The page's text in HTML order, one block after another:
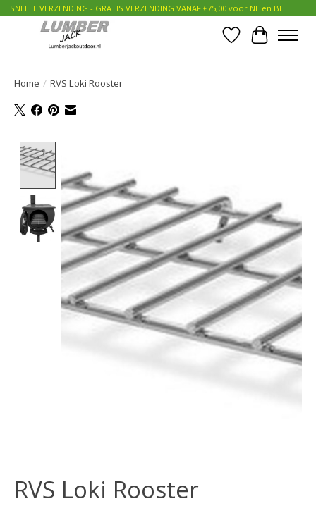
SNELLE VERZENDING - GRATIS VERZENDING VANAF €75,00 voor NL en BE
Verlanglijst
Home / RVS Loki Rooster
RVS Loki Rooster